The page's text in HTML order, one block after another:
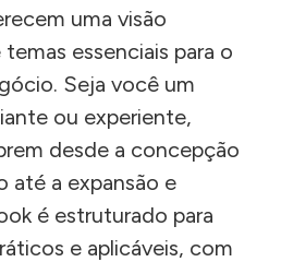
uma visão
essenciais para o
Seja você um
ou experiente,
desde a concepção
até a expansão e
é estruturado para
e aplicáveis, com